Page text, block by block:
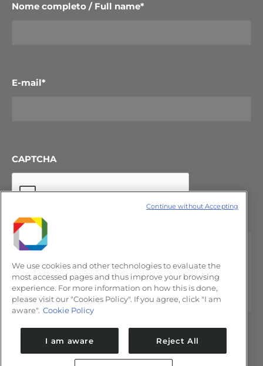
Nome completo / Full name*
E-mail*
CAPTCHA
We use cookies and other technologies to evaluate the
most accessed pages and thus improve your browsing
experience. For more information on how this is done,
please visit our "Cookies Policy". If you agree, click "I am
aware". Cookie Policy
I am aware Reject All
Continue without Accepting